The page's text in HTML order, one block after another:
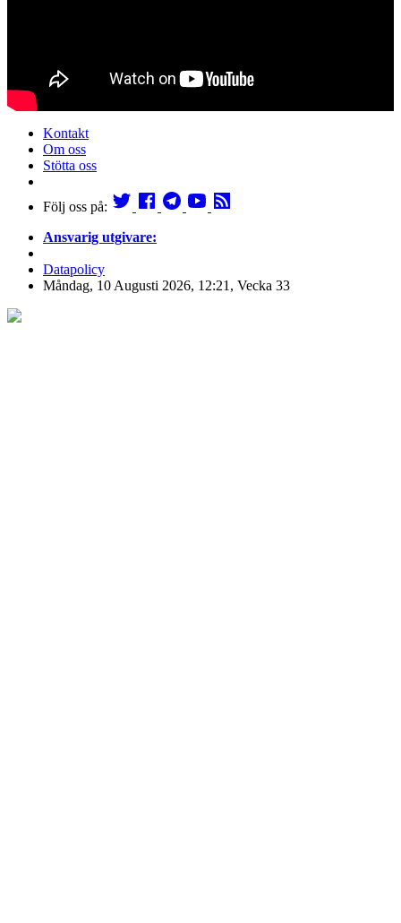
Kontakt
Om oss
Stötta oss
Följ oss på:
Ansvarig utgivare:
Datapolicy
Måndag, 10 Augusti 2026, 12:21, Vecka 33